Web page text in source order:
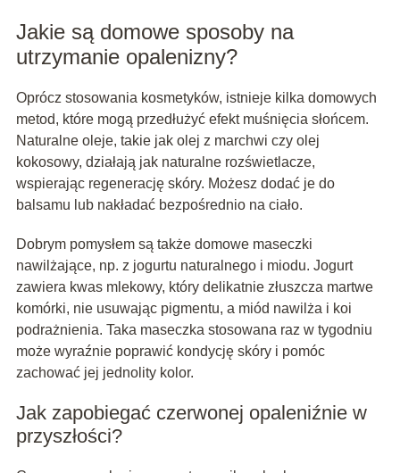
Jakie są domowe sposoby na
utrzymanie opalenizny?
Oprócz stosowania kosmetyków, istnieje kilka domowych
metod, które mogą przedłużyć efekt muśnięcia słońcem.
Naturalne oleje, takie jak olej z marchwi czy olej
kokosowy, działają jak naturalne rozświetlacze,
wspierając regenerację skóry. Możesz dodać je do
balsamu lub nakładać bezpośrednio na ciało.
Dobrym pomysłem są także domowe maseczki
nawilżające, np. z jogurtu naturalnego i miodu. Jogurt
zawiera kwas mlekowy, który delikatnie złuszcza martwe
komórki, nie usuwając pigmentu, a miód nawilża i koi
podrażnienia. Taka maseczka stosowana raz w tygodniu
może wyraźnie poprawić kondycję skóry i pomóc
zachować jej jednolity kolor.
Jak zapobiegać czerwonej opaleniźnie w
przyszłości?